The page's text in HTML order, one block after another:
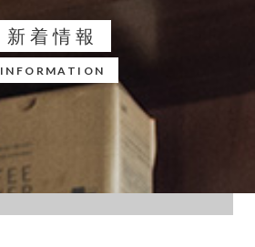
新着情報
INFORMATION